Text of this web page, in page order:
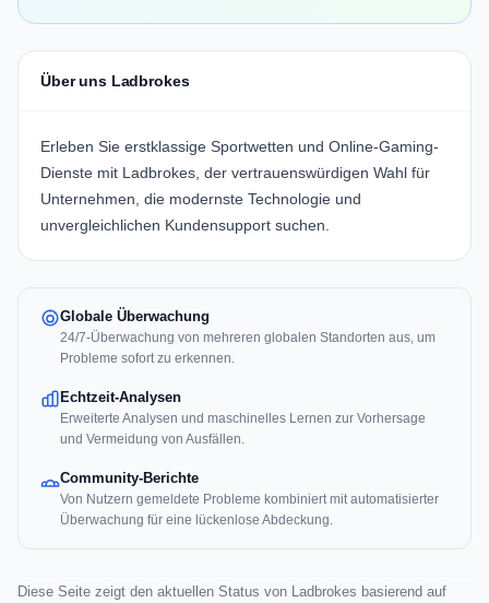
Über uns Ladbrokes
Erleben Sie erstklassige Sportwetten und Online-Gaming-
Dienste mit Ladbrokes, der vertrauenswürdigen Wahl für
Unternehmen, die modernste Technologie und
unvergleichlichen Kundensupport suchen.
Globale Überwachung
24/7-Überwachung von mehreren globalen Standorten aus, um
Probleme sofort zu erkennen.
Echtzeit-Analysen
Erweiterte Analysen und maschinelles Lernen zur Vorhersage
und Vermeidung von Ausfällen.
Community-Berichte
Von Nutzern gemeldete Probleme kombiniert mit automatisierter
Überwachung für eine lückenlose Abdeckung.
Diese Seite zeigt den aktuellen Status von Ladbrokes basierend auf